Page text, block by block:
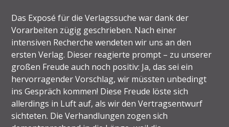
Das Exposé für die Verlagssuche war dank der
Vorarbeiten zügig geschrieben. Nach einer
intensiven Recherche wendeten wir uns an den
ersten Verlag. Dieser reagierte prompt – zu unserer
großen Freude auch noch positiv: Ja, das sei ein
hervorragender Vorschlag, wir müssten unbedingt
ins Gespräch kommen! Diese Freude löste sich
allerdings in Luft auf, als wir den Vertragsentwurf
sichteten. Die Verhandlungen zogen sich